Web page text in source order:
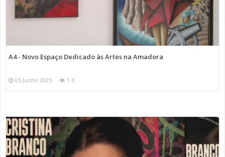
A4 - Novo Espaço Dedicado às Artes na Amadora
05 Junho 2025 1 K